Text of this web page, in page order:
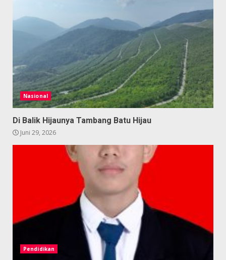
Nasional
Di Balik Hijaunya Tambang Batu Hijau
Juni 29, 2026
Pendidikan